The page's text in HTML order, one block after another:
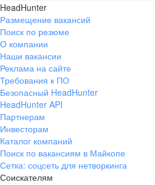
HeadHunter
Размещение вакансий
Поиск по резюме
О компании
Наши вакансии
Реклама на сайте
Требования к ПО
Безопасный HeadHunter
HeadHunter API
Партнерам
Инвесторам
Каталог компаний
Поиск по вакансиям в Майкопе
Сетка: соцсеть для нетворкинга
Соискателям